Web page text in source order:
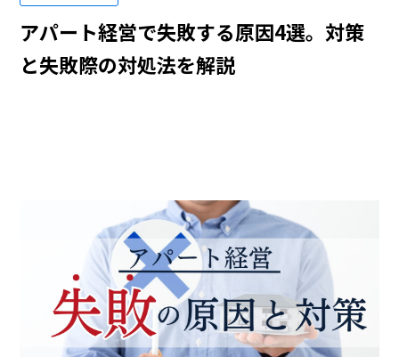
アパート経営で失敗する原因4選。対策
と失敗際の対処法を解説